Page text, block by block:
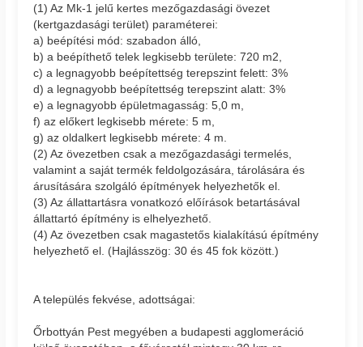
(1) Az Mk-1 jelű kertes mezőgazdasági övezet
(kertgazdasági terület) paraméterei:
a) beépítési mód: szabadon álló,
b) a beépíthető telek legkisebb területe: 720 m2,
c) a legnagyobb beépítettség terepszint felett: 3%
d) a legnagyobb beépítettség terepszint alatt: 3%
e) a legnagyobb épületmagasság: 5,0 m,
f) az előkert legkisebb mérete: 5 m,
g) az oldalkert legkisebb mérete: 4 m.
(2) Az övezetben csak a mezőgazdasági termelés,
valamint a saját termék feldolgozására, tárolására és
árusítására szolgáló építmények helyezhetők el.
(3) Az állattartásra vonatkozó előírások betartásával
állattartó építmény is elhelyezhető.
(4) Az övezetben csak magastetős kialakítású építmény
helyezhető el. (Hajlásszög: 30 és 45 fok között.)
A település fekvése, adottságai:
Őrbottyán Pest megyében a budapesti agglomeráció